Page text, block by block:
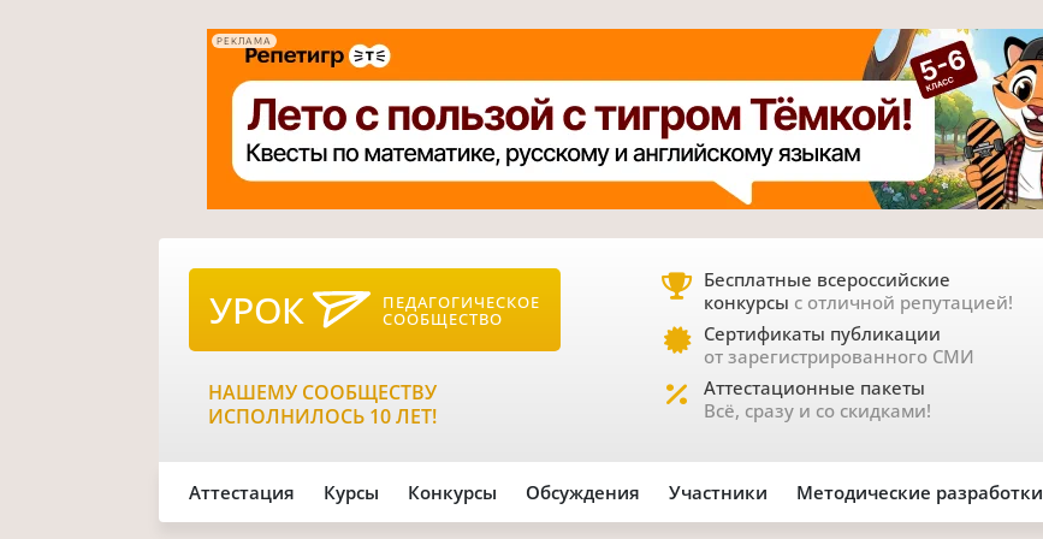
РЕКЛАМА
УРОК ПЕДАГОГИЧЕСКОЕ
СООБЩЕСТВО
НАШЕМУ СООБЩЕСТВУ
ИСПОЛНИЛОСЬ 10 ЛЕТ!
Бесплатные всероссийские
конкурсы с отличной репутацией!
Сертификаты публикации
от зарегистрированного СМИ
Аттестационные пакеты
Всё, сразу и со скидками!
Аттестация Курсы Конкурсы Обсуждения Участники Методические разработки